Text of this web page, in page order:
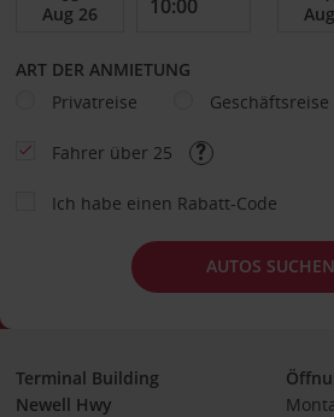
ART DER ANMIETUNG
Privatreise
Geschäftsreise
Fahrer über 25
Ich habe einen Rabatt-Code
AUTOS SUCHEN
Terminal Building
Newell Hwy